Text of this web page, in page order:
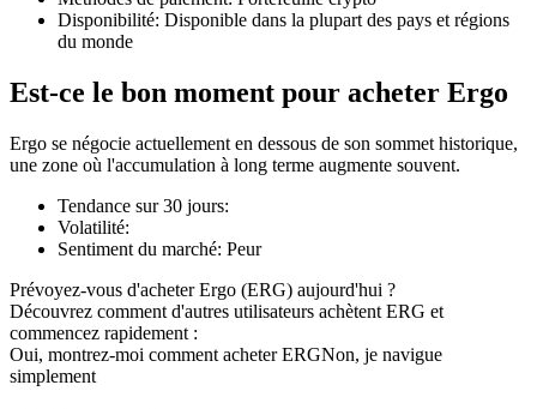
Futures COIN-M
Contrats à terme sur crypto-monnaie
TradFi
Produits dérivés sur actions, forex, métaux précieux et matières
premières
Disponibilité: Disponible dans la plupart des pays et régions
du monde
Est-ce le bon moment pour acheter Ergo
Ergo se négocie actuellement en dessous de son sommet historique,
une zone où l'accumulation à long terme augmente souvent.
Tendance sur 30 jours:
Volatilité:
Sentiment du marché: Peur
Prévoyez-vous d'acheter Ergo (ERG) aujourd'hui ?
Découvrez comment d'autres utilisateurs achètent ERG et
commencez rapidement :
Oui, montrez-moi comment acheter ERGNon, je navigue
simplement